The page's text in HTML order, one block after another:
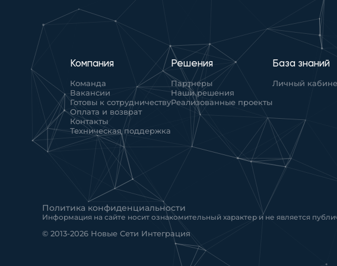
Компания
Команда
Вакансии
Готовы к сотрудничеству
Оплата и возврат
Контакты
Техническая поддержка
Решения
Партнеры
Наши решения
Реализованные проекты
База знаний
Личный
Политика конфиденциальности
Информация на сайте носит ознакомительный характер и не является
© 2013-2026 Новые Сети Интеграция